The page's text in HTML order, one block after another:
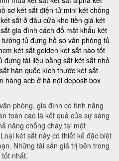
sơ két sắt điện tử mini két chống
sắt ở đâu cửa kho tiền giá két
gia đình cách đổ mật khẩu két
tường tủ đựng hồ sơ văn phòng tủ
két sắt golden két sắt nào tốt
đựng tài liệu bằng sắt két sắt nhỏ
hàn quốc kích thước két sắt
hàng acb ở hà nội deposit box
phòng, gia đình có tính năng
toàn cao là kết quả của sự sáng
năng chống cháy tại một
két sắt này có thiết kế đặc biệt
Những tài sản giá trị bên trong
nhất.